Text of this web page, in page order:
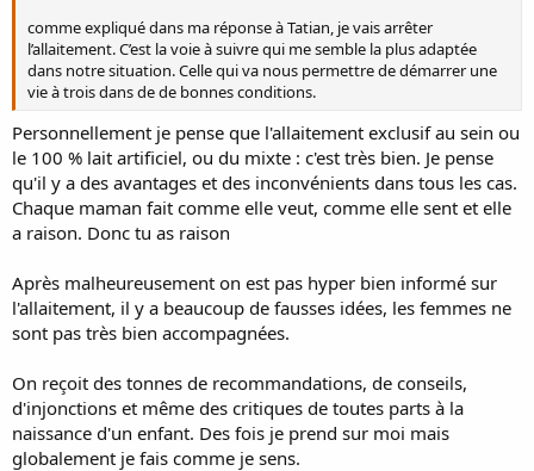
comme expliqué dans ma réponse à Tatian, je vais arrêter
l’allaitement. C’est la voie à suivre qui me semble la plus adaptée
dans notre situation. Celle qui va nous permettre de démarrer une
vie à trois dans de de bonnes conditions.
Personnellement je pense que l'allaitement exclusif au sein ou
le 100 % lait artificiel, ou du mixte : c'est très bien. Je pense
qu'il y a des avantages et des inconvénients dans tous les cas.
Chaque maman fait comme elle veut, comme elle sent et elle
a raison. Donc tu as raison
Après malheureusement on est pas hyper bien informé sur
l'allaitement, il y a beaucoup de fausses idées, les femmes ne
sont pas très bien accompagnées.
On reçoit des tonnes de recommandations, de conseils,
d'injonctions et même des critiques de toutes parts à la
naissance d'un enfant. Des fois je prend sur moi mais
globalement je fais comme je sens.